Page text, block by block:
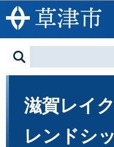
このペ
滋賀レイ
レンドシ